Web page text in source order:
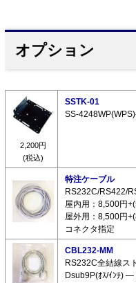
オプション
2,200円
(税込)
SSTK-01
SS-
特注ケーブル
RS232C/RS422/
屋内用：8,500円
屋外用：8,500円
コネクタ指定
CBL232-MM
RS232C全結線ス
Dsub9P(ｵｽ/ｲﾝﾁ) ―